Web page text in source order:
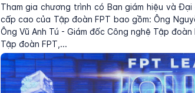
Tham gia chương trình có Ban giám hiệu và
cấp cao của Tập đoàn FPT bao gồm: Ông
Ông Vũ Anh Tú - Giám đốc Công nghệ Tập
Tập đoàn FPT,...